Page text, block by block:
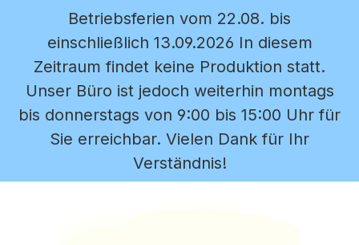
Zum Hauptinhalt springen
Betriebsferien vom 22.08. bis
einschließlich 13.09.2026 In diesem
Zeitraum findet keine Produktion statt.
Unser Büro ist jedoch weiterhin montags
bis donnerstags von 9:00 bis 15:00 Uhr für
Sie erreichbar. Vielen Dank für Ihr
Verständnis!